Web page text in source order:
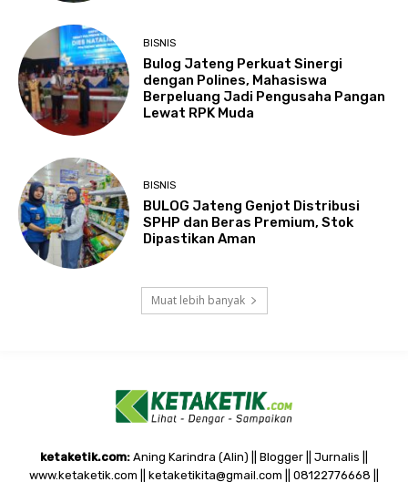
BISNIS
Bulog Jateng Perkuat Sinergi
dengan Polines, Mahasiswa
Berpeluang Jadi Pengusaha Pangan
Lewat RPK Muda
BISNIS
BULOG Jateng Genjot Distribusi
SPHP dan Beras Premium, Stok
Dipastikan Aman
Muat lebih banyak
ketaketik.com: Aning Karindra (Alin) || Blogger || Jurnalis ||
www.ketaketik.com || ketaketikita@gmail.com || 08122776668 ||